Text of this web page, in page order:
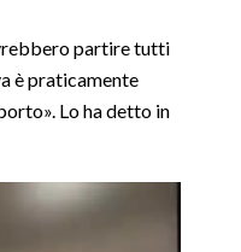
partire tutti
è praticamente
Lo ha detto in